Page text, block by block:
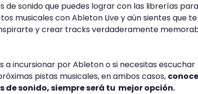
de sonido que puedes lograr con las librerías para
musicales con Ableton Live y aún sientes que
y crear tracks verdaderamente
a incursionar por Ableton o si necesitas escuchar
pistas musicales, en ambos casos,
sonido, siempre será tu mejor opción.